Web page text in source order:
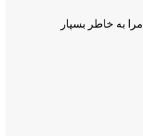
مرا به خاطر بسپار